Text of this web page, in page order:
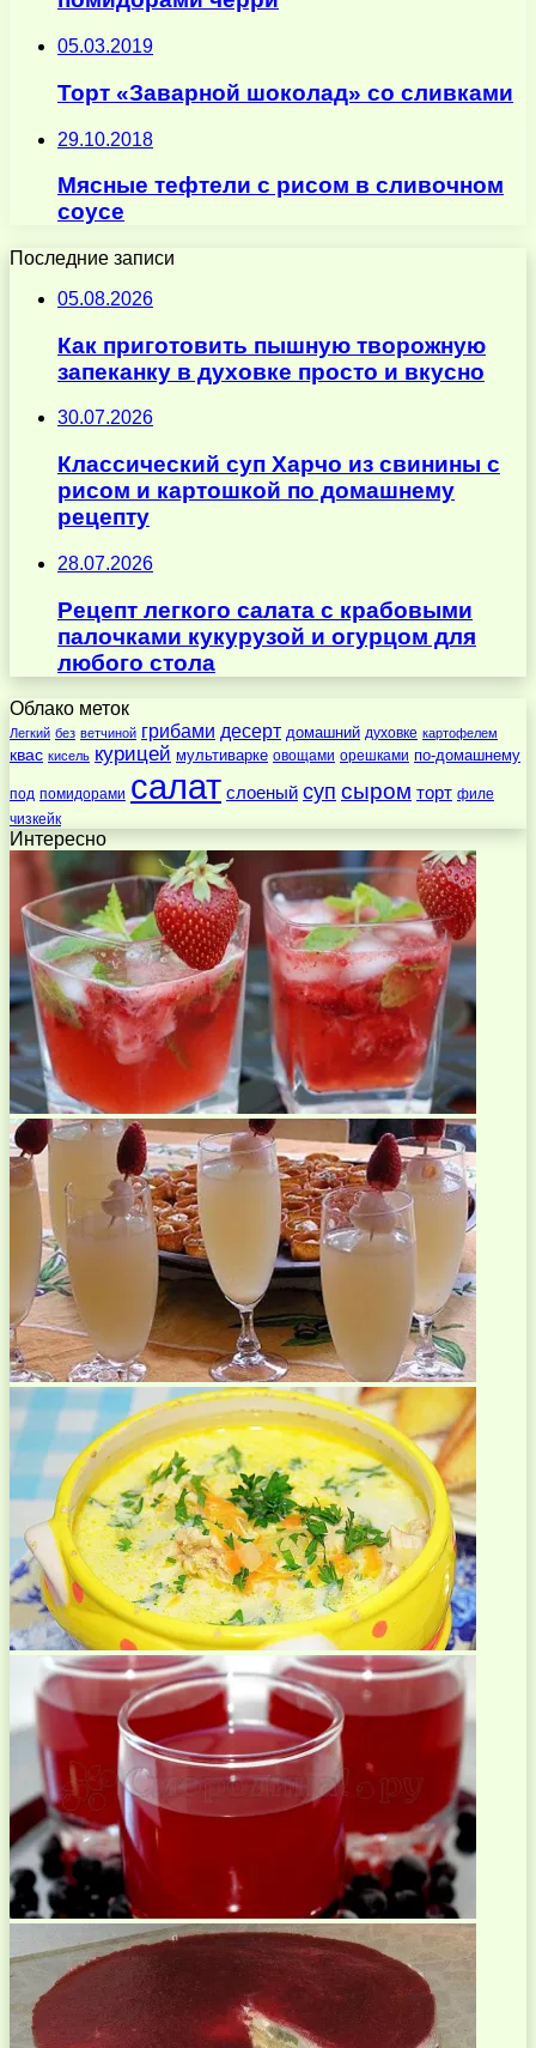
05.03.2019
Торт «Заварной шоколад» со сливками
29.10.2018
Мясные тефтели с рисом в сливочном
соусе
Последние записи
05.08.2026
Как приготовить пышную творожную
запеканку в духовке просто и вкусно
30.07.2026
Классический суп Харчо из свинины с
рисом и картошкой по домашнему
рецепту
28.07.2026
Рецепт легкого салата с крабовыми
палочками кукурузой и огурцом для
любого стола
Облако меток
Легкий без ветчиной грибами десерт домашний духовке картофелем
квас кисель курицей мультиварке овощами орешками по-домашнему
под помидорами салат слоеный суп сыром торт филе
чизкейк
Интересно